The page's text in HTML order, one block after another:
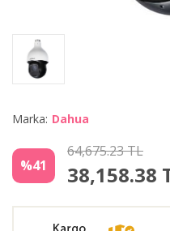
Marka: Dahua
%41
64,675.23 TL
38,158.38